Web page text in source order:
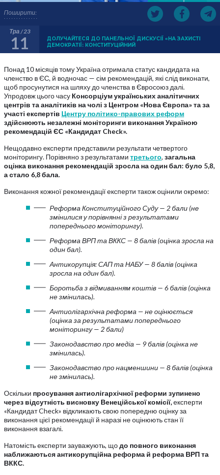
Поширити:
Тра / 23
11
ДОЛУЧАЙТЕСЯ ДО ПАНЕЛЬНОЇ ДИСКУСІЇ «НА ЗАХИСТІ
ДЕМОКРАТІЇ: КОНСТИТУЦІЙНИЙ
Понад 10 місяців тому Україна отримала статус кандидата на
членство в ЄС, й водночас — сім рекомендацій, які слід виконати,
щоб просунутися на шляху до членства в Євросоюз далі.
Упродовж цього часу Консорціум українських аналітичних
центрів та аналітиків на чолі з Центром «Нова Європа» та за
участі експертів Центру політико-правових реформ
здійснюють незалежні моніторинги виконання Україною
рекомендацій ЄС «Кандидат Check».
Нещодавно експерти представили результати четвертого
моніторингу. Порівняно з результатами третього, загальна
оцінка виконання рекомендацій зросла на один бал: було 5,8,
а стало 6,8 бала.
Виконання кожної рекомендації експерти також оцінили окремо:
Реформа Конституційного Суду — 2 бали (не
змінилися у порівнянні з результатами
попереднього моніторингу).
Реформа ВРП та ВККС — 8 балів (оцінка зросла на
один бал).
Антикорупція: САП та НАБУ — 8 балів (оцінка
зросла на один бал).
Боротьба з відмиванням коштів — 6 балів (оцінка
не змінилась).
Антиолігархічна реформа — не оцінюється
(оцінка за результатами попереднього
моніторингу — 2 бали)
Законодавство про медіа — 9 балів (оцінка не
змінилась).
Законодавство про нацменшини — 8 балів (оцінка
не змінилась).
Оскільки просування антиолігархічної реформи зупинено
через відсутність висновку Венеційської комісії,експерти
«Кандидат Check» відкликають свою попередню оцінку за
виконання цієї рекомендації й наразі не оцінюють стан її
виконання взагалі.
Натомість експерти зауважують, щодо повного виконання
наближаються антикорупційна реформа й реформа ВРП та
ВККС.